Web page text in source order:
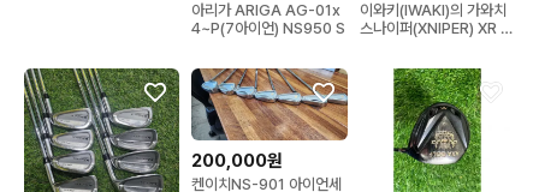
아리가 ARIGA AG-01x
4~P(7아이언) NS950 S
이와키(IWAKI)의 가와치
스나이퍼(XNIPER) XR 아
200,000원
켄이치NS-901 아이언세